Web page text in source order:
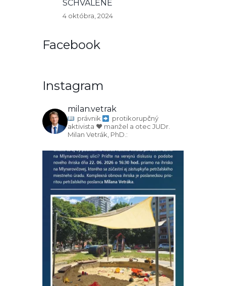
SCHVÁLENÉ
4 októbra, 2024
Facebook
Instagram
milan.vetrak
právnik
protikorupčný
aktivista ♥️ manžel a otec JUDr.
Milan Vetrák, PhD.: